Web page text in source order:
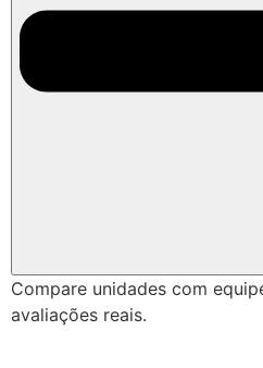
Compare unidades com
avaliações reais.